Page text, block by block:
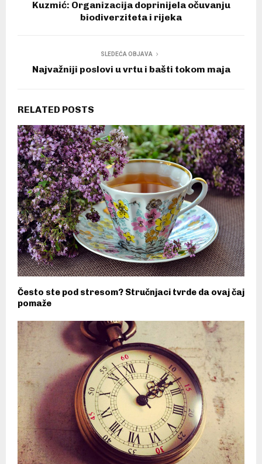
Kuzmić: Organizacija doprinijela očuvanju
biodiverziteta i rijeka
SLEDEĆA OBJAVA
Najvažniji poslovi u vrtu i bašti tokom maja
RELATED POSTS
Često ste pod stresom? Stručnjaci tvrde da ovaj čaj
pomaže